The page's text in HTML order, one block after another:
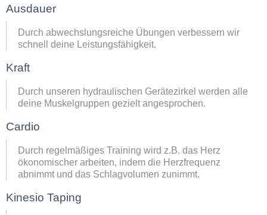
Ausdauer
Durch abwechslungsreiche Übungen verbessern wir
schnell deine Leistungsfähigkeit.
Kraft
Durch unseren hydraulischen Gerätezirkel werden alle
deine Muskelgruppen gezielt angesprochen.
Cardio
Durch regelmäßiges Training wird z.B. das Herz
ökonomischer arbeiten, indem die Herzfrequenz
abnimmt und das Schlagvolumen zunimmt.
Kinesio Taping